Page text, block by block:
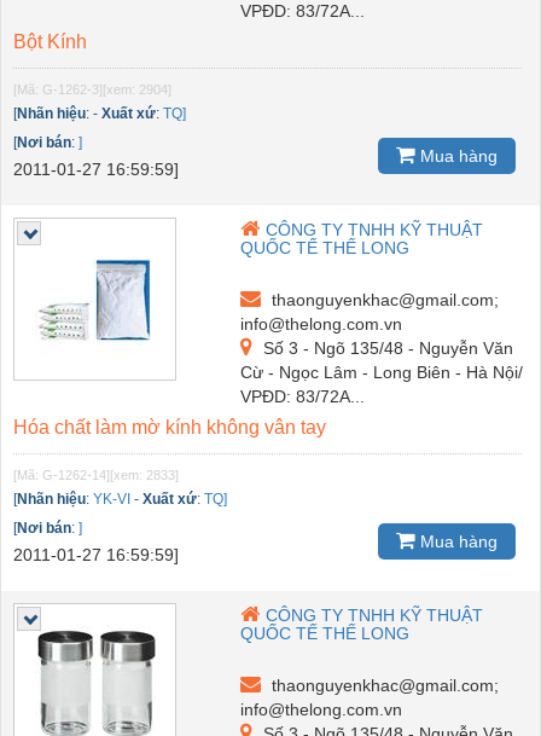
VPĐD: 83/72A...
Bột Kính
[Mã: G-1262-3][xem: 2904]
[Nhãn hiệu: - Xuất xứ: TQ]
[Nơi bán: ]
2011-01-27 16:59:59]
Mua hàng
CÔNG TY TNHH KỸ THUẬT
QUỐC TẾ THẾ LONG
thaonguyenkhac@gmail.com;
info@thelong.com.vn
Số 3 - Ngõ 135/48 - Nguyễn Văn
Cừ - Ngọc Lâm - Long Biên - Hà Nội/
VPĐD: 83/72A...
Hóa chất làm mờ kính không vân tay
[Mã: G-1262-14][xem: 2833]
[Nhãn hiệu: YK-VI - Xuất xứ: TQ]
[Nơi bán: ]
2011-01-27 16:59:59]
Mua hàng
CÔNG TY TNHH KỸ THUẬT
QUỐC TẾ THẾ LONG
thaonguyenkhac@gmail.com;
info@thelong.com.vn